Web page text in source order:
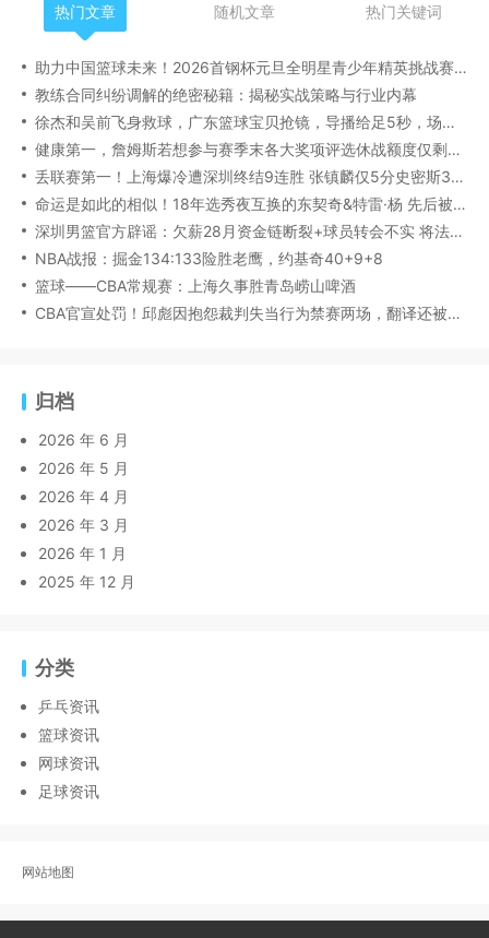
热门文章 随机文章 热门关键词
助力中国篮球未来！2026首钢杯元旦全明星青少年精英挑战赛落幕
教练合同纠纷调解的绝密秘籍：揭秘实战策略与行业内幕
徐杰和吴前飞身救球，广东篮球宝贝抢镜，导播给足5秒，场边球迷像章子怡
健康第一，詹姆斯若想参与赛季末各大奖项评选休战额度仅剩1场
丢联赛第一！上海爆冷遭深圳终结9连胜 张镇麟仅5分史密斯38+7
命运是如此的相似！18年选秀夜互换的东契奇&特雷·杨 先后被交易
深圳男篮官方辟谣：欠薪28月资金链断裂+球员转会不实 将法律维权
NBA战报：掘金134:133险胜老鹰，约基奇40+9+8
篮球——CBA常规赛：上海久事胜青岛崂山啤酒
CBA官宣处罚！邱彪因抱怨裁判失当行为禁赛两场，翻译还被罚款！
归档
2026 年 6 月
2026 年 5 月
2026 年 4 月
2026 年 3 月
2026 年 1 月
2025 年 12 月
分类
乒乓资讯
篮球资讯
网球资讯
足球资讯
网站地图